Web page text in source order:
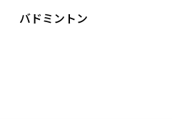
バドミントン